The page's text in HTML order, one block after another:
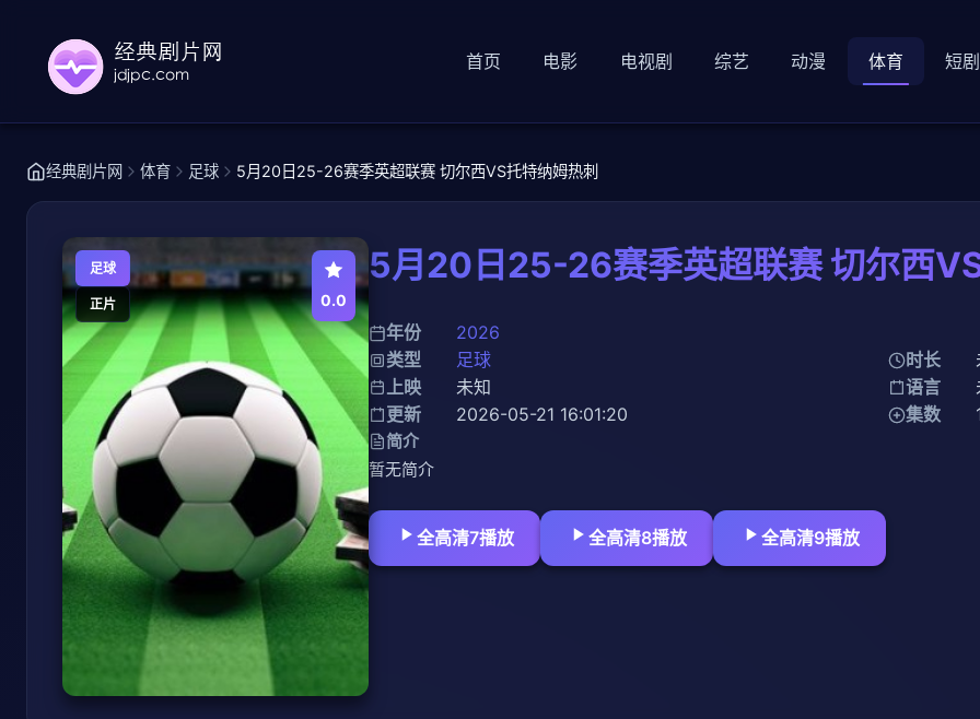
首页 电影 电视剧 综艺 动漫 体育 短剧
经典剧片网 体育 足球 5月20日25-26赛季英超联赛 切尔西VS托特纳姆热刺
足球
正片 0.0
5月20日25-26赛季英超联赛 切尔西
年份
2026
类型
足球 时长
上映
未知 语言
更新
2026-05-21 16:01:20 集数
简介
暂无简介
全高清7播放 全高清8播放 全高清9播放